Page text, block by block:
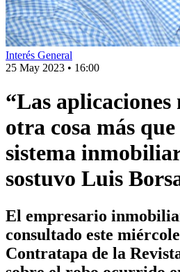
Interés General
25 May 2023 • 16:00
“Las aplicaciones
otra cosa más
sistema
sostuvo Luis
El empresario
consultado este
Contratapa de la